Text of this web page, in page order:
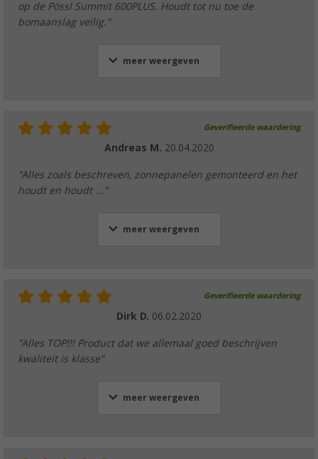
op de Pössl Summit 600PLUS. Houdt tot nu toe de
bomaanslag veilig."
meer weergeven
Geverifieerde waardering
Andreas M. 20.04.2020
"Alles zoals beschreven, zonnepanelen gemonteerd en het
houdt en houdt ..."
meer weergeven
Geverifieerde waardering
Dirk D. 06.02.2020
"Alles TOP!!! Product dat we allemaal goed beschrijven
kwaliteit is klasse"
meer weergeven